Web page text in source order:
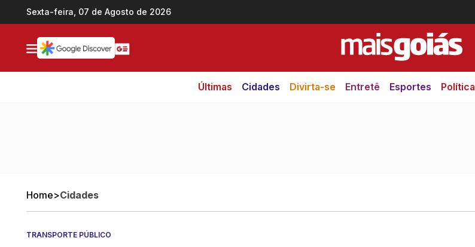
Ir direto pro conteúdo
Sexta-feira, 07 de Agosto de 2026
Últimas Cidades Divirta-se Entretê Esportes Política
Home>Cidades
TRANSPORTE PÚBLICO